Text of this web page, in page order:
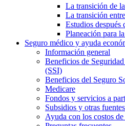
La transición de
La transición
Estudios después
Planeación para
Seguro médico y ayuda
Información general
Beneficios de
(SSI)
Beneficios del Seguro
Medicare
Fondos y servicios a
Subsidios y otras
Ayuda con los costos